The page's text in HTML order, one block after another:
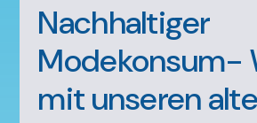
Nachhaltiger
Modekonsum-
mit unseren